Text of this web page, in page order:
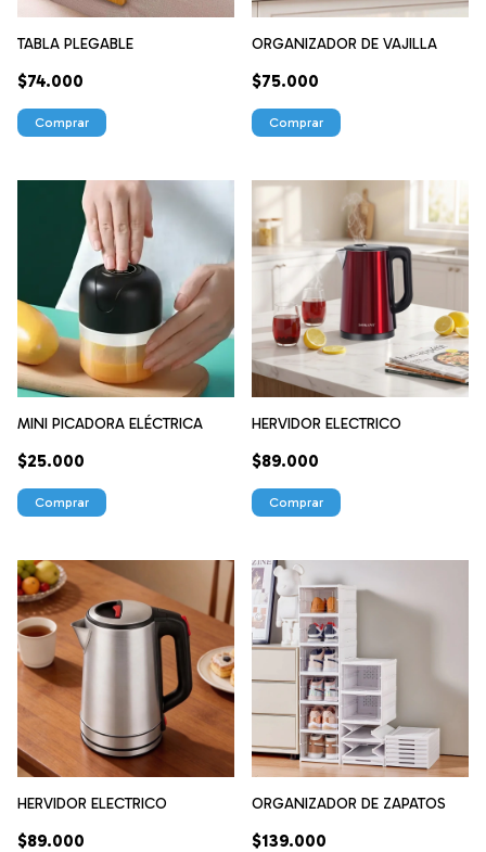
TABLA PLEGABLE
$74.000
ORGANIZADOR DE VAJILLA
$75.000
MINI PICADORA ELÉCTRICA
$25.000
HERVIDOR ELECTRICO
$89.000
HERVIDOR ELECTRICO
$89.000
ORGANIZADOR DE ZAPATOS
$139.000